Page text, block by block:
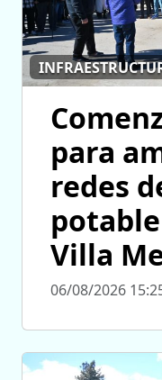
para
redes
Villa
06/08/2026